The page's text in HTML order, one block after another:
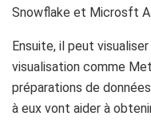
Snowflake et Microsft
Ensuite, il peut
visualisation comme
préparations de
à eux vont aider à